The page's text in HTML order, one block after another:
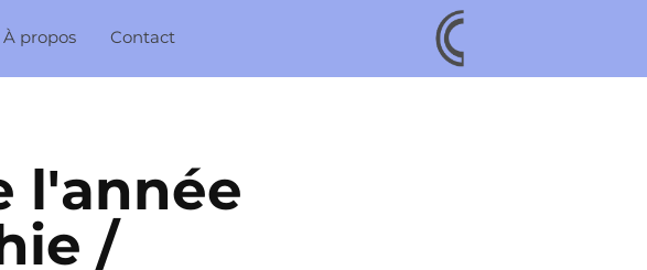
À propos Contact
l'année
/